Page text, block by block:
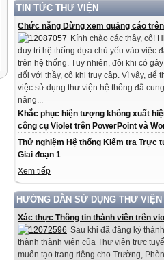
TIN TỨC THƯ VIỆN
Chức năng Dừng xem quảng cáo
Kính chào các thầy, cô!
duy trì hệ thống dựa chủ yếu vào việc
trên hệ thống. Tuy nhiên, đôi khi có
đối với thầy, cô khi truy cập. Vì vậy, để
việc sử dụng thư viện hệ thống đã
năng...
Khắc phục hiện tượng không xuất
công cụ Violet trên PowerPoint và
Thử nghiệm Hệ thống Kiểm tra Trực
Giai đoạn 1
Xem tiếp
HƯỚNG DẪN SỬ DỤNG THƯ VIỆN
Xác thực Thông tin thành viên trên
Sau khi đã đăng ký
thành thành viên của Thư viện trực
muốn tạo trang riêng cho Trường,